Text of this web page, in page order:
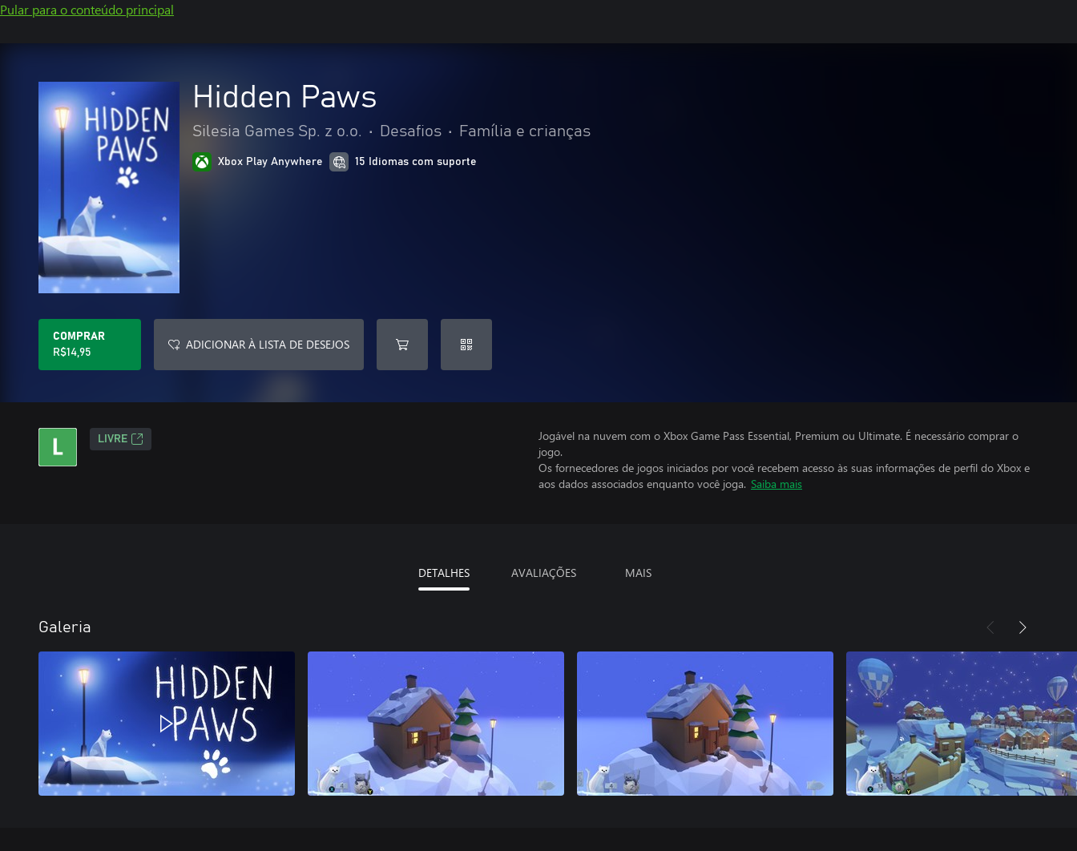
Pular para o conteúdo principal
Hidden Paws
Silesia Games Sp. z o.o. • Desafios • Família e crianças
Xbox Play Anywhere 15 Idiomas com suporte
COMPRAR
R$14,95
ADICIONAR À LISTA DE DESEJOS
LIVRE
Jogável na nuvem com o Xbox Game Pass Essential, Premium ou Ultimate. É necessário comprar o
jogo.
Os fornecedores de jogos iniciados por você recebem acesso às suas informações de perfil do Xbox e
aos dados associados enquanto você joga. Saiba mais
DETALHES AVALIAÇÕES MAIS
Galeria